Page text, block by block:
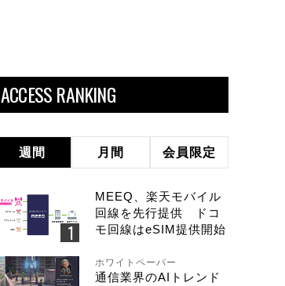
ACCESS RANKING
週間 月間 会員限定
MEEQ、楽天モバイル
回線を先行提供 ドコ
モ回線はeSIM提供開始
ホワイトペーパー
通信業界のAIトレンド